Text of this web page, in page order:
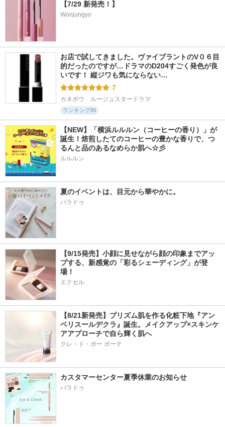
【7/29 新発売！】
Wonjungyo
お店で試してきました。ヴァイブラントのV０６目
的だったのですが…ドラマのD204すごく発色が良
いです！ 縦ジワも気にならない…
7
カネボウ　ルージュスタードラマ
ランキングIN
【NEW】「横浜ルルルン（コーヒーの香り）」が
誕生！焙煎したてのコーヒーの豊かな香りで、つ
るんと品のあるなめらか肌へ☆彡
ルルルン
夏のイベントは、目元から華やかに。
パラドゥ
【9/15発売】小顔に見せながら顔の印象までアッ
プする、新感覚の「彩るシェーディング」が登
場！
エクセル
【8/21新発売】プリズム肌を作る化粧下地『アン
ベリスールデクラ』誕生。メイクアップ×スキンケ
アアプローチで自ら輝く肌へ
クレ・ド・ポー ボーテ
カスタマーセンター夏季休業のお知らせ
パラドゥ